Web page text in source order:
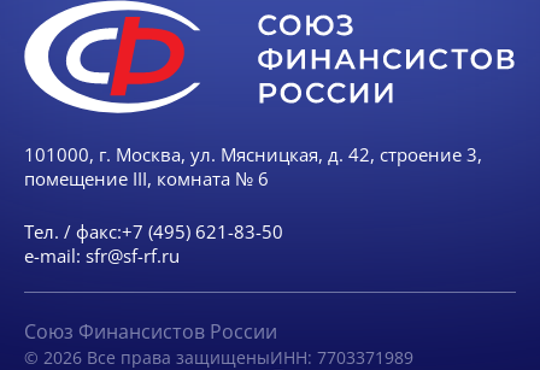
101000, г. Москва, ул. Мясницкая, д. 42, строение 3,
помещение III, комната № 6
Тел. / факс:+7 (495) 621-83-50
e-mail: sfr@sf-rf.ru
Союз Финансистов России
© 2026 Все права защищеныИНН: 7703371989